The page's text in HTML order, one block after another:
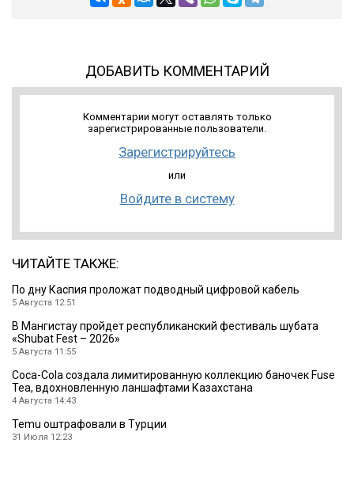
ДОБАВИТЬ КОММЕНТАРИЙ
Комментарии могут оставлять только
зарегистрированные пользователи.
Зарегистрируйтесь
или
Войдите в систему
ЧИТАЙТЕ ТАКЖЕ:
По дну Каспия проложат подводный цифровой кабель
5 Августа 12:51
В Мангистау пройдет республиканский фестиваль шубата
«Shubat Fest – 2026»
5 Августа 11:55
Coca-Cola создала лимитированную коллекцию баночек Fuse
Tea, вдохновленную ланшафтами Казахстана
4 Августа 14:43
Temu оштрафовали в Турции
31 Июля 12:23